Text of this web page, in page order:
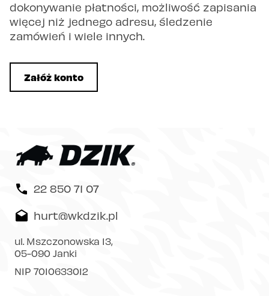
dokonywanie płatności, możliwość zapisania
więcej niż jednego adresu, śledzenie
zamówień i wiele innych.
Załóż konto
22 850 71 07
hurt@wkdzik.pl
ul. Mszczonowska 13,
05-090 Janki
NIP 7010633012